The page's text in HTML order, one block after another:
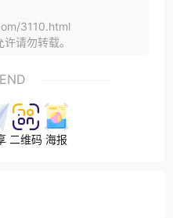
3110.html
请勿转载。
二维码 海报